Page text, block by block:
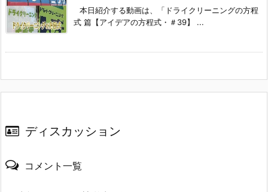
本日紹介する動画は、「ドライクリーニングの方程
式 篇【アイデアの方程式・＃39】 ...
ディスカッション
コメント一覧